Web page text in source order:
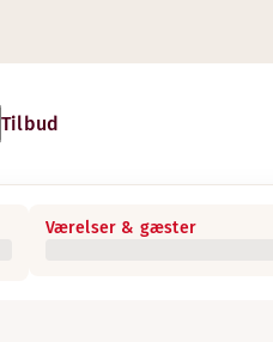
Tilbud
Værelser & gæster